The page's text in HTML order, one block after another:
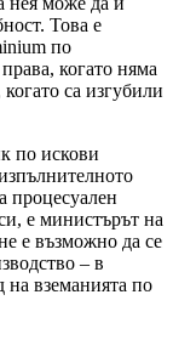
Това е
по
когато няма
са изгубили
по искови
процесуален
е министърът на
е възможно да се
– в
на вземанията по